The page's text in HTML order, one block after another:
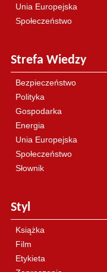
Unia Europejska
Społeczeństwo
Strefa Wiedzy
Bezpieczeństwo
Polityka
Gospodarka
Energia
Unia Europejska
Społeczeństwo
Słownik
Styl
Książka
Film
Etykieta